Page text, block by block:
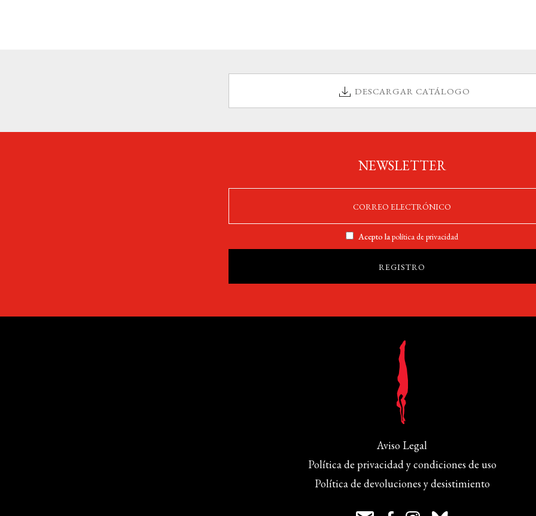
DESCARGAR CATÁLOGO
NEWSLETTER
Acepto lapolítica de privacidad
Aviso Legal
Política de privacidad y condiciones de uso
Política de devoluciones y desistimiento